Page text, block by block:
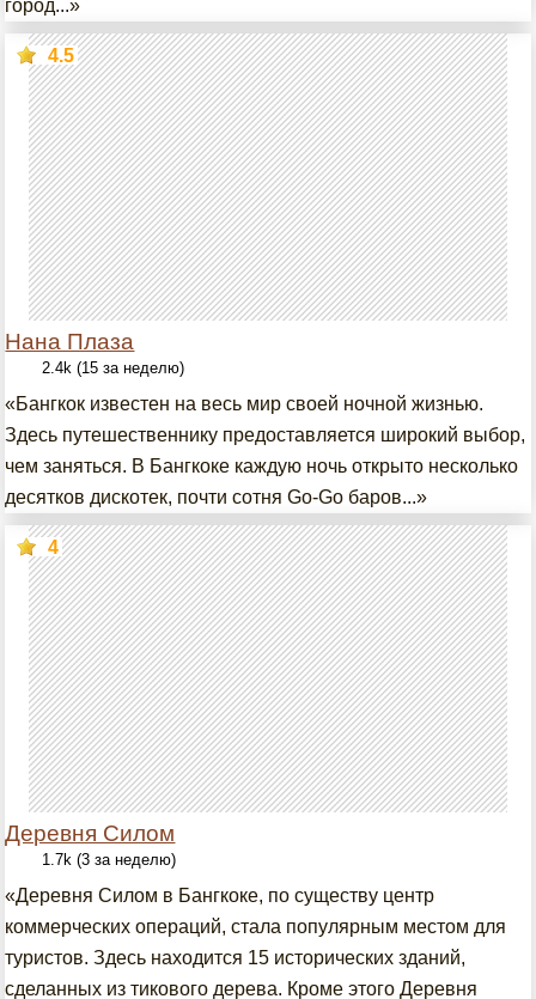
город...»
Нана Плаза
4.5
2.4k (15 за неделю)
«Бангкок известен на весь мир своей ночной жизнью.
Здесь путешественнику предоставляется широкий выбор,
чем заняться. В Бангкоке каждую ночь открыто несколько
десятков дискотек, почти сотня Go-Go баров...»
Деревня Силом
4
1.7k (3 за неделю)
«Деревня Силом в Бангкоке, по существу центр
коммерческих операций, стала популярным местом для
туристов. Здесь находится 15 исторических зданий,
сделанных из тикового дерева. Кроме этого Деревня